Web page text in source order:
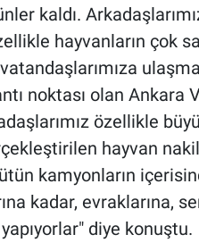
kaldı.
hayvanların çok
noktası olan
özellikle
hayvan
kamyonların
kadar, evraklarına,
diye konuştu.